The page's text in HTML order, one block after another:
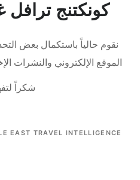
كونكتنج ترافل
نقوم حالياً باستكمال بعض
الموقع الإلكتروني والنشرات
شكراً
EAST TRAVEL INTELLIGENCE